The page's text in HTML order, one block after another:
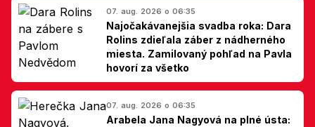
07. aug. 2026 o 06:35
Najočakávanejšia svadba roka: Dara
Rolins zdieľala záber z nádherného
miesta. Zamilovaný pohľad na Pavla
hovorí za všetko
07. aug. 2026 o 06:35
Arabela Jana Nagyová na plné ústa: